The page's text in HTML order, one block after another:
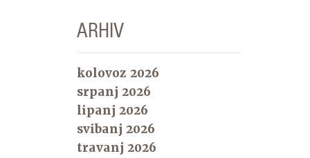
ARHIV
kolovoz 2026
srpanj 2026
lipanj 2026
svibanj 2026
travanj 2026